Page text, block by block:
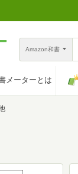
Amazon和書
メーターとは